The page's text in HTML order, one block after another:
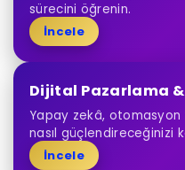
sürecini öğrenin.
İncele
Dijital Pazarlama
Yapay zekâ,
nasıl güçlendireceğinizi
İncele